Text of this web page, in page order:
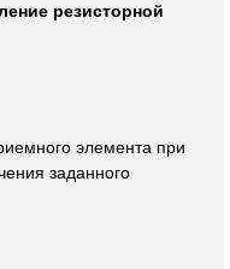
резисторной
элемента при
заданного